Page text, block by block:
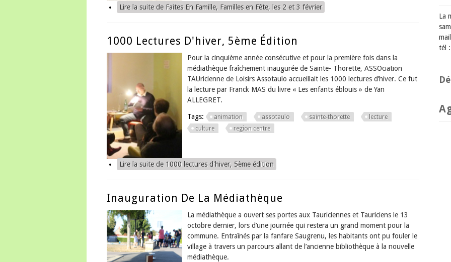
Lire la suitede Faites En Famille, Familles en Fête, les 2 et 3 février
1000 Lectures D'hiver, 5ème Édition
Pour la cinquième année consécutive et pour la première fois dans la
médiathèque fraîchement inaugurée de Sainte- Thorette, ASSOciation
TAUricienne de Loisirs Assotaulo accueillait les 1000 lectures d’hiver. Ce fut
la lecture par Franck MAS du livre « Les enfants éblouis » de Yan
ALLEGRET.
Tags: animation assotaulo sainte-thorette
lecture
culture
region centre
Lire la suitede 1000 lectures d'hiver, 5ème édition
Inauguration De La Médiathèque
La médiathèque a ouvert ses portes aux Tauriciennes et Tauriciens le 13
octobre dernier, lors d’une journée qui restera un grand moment pour la
commune. Entraînés par la fanfare Saugrenu, les habitants ont pu fouler le
village à travers un parcours allant de l’ancienne bibliothèque à la nouvelle
médiathèque.
La
tél